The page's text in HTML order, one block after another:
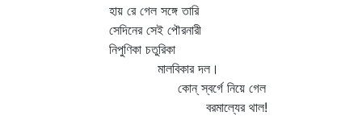
হায় রে গেল সঙ্গে তারি
সেদিনের সেই পৌরনারী
নিপুণিকা চতুরিকা
মালবিকার দল।
কোন্‌ স্বর্গে নিয়ে গেল
বরমাল্যের থাল!